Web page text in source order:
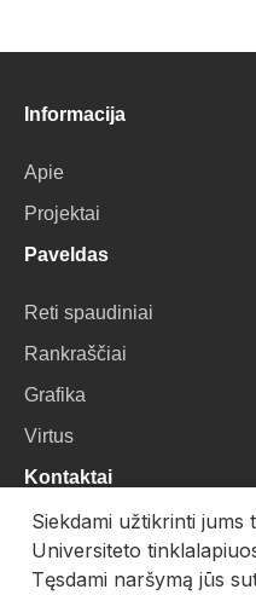
Informacija
Apie
Projektai
Paveldas
Reti spaudiniai
Rankraščiai
Grafika
Virtus
Kontaktai
VU Biblioteka
Universiteto g. 3, LT-
Siekdami užtikrinti jums
Universiteto
Tęsdami naršymą jūs